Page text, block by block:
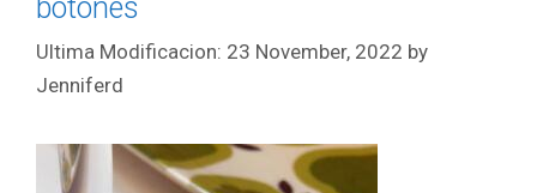
botones
23 November, 2022 by
Jenniferd